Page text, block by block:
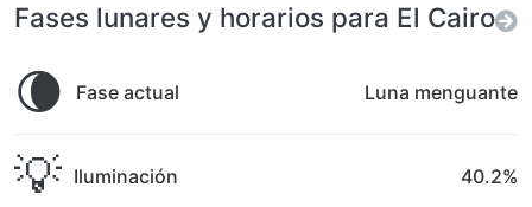
Fases lunares y horarios para El Cairo
🌘 Fase actual Luna menguante
💡 Iluminación 40.2%